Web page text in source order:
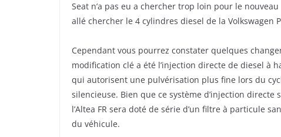
Seat n’a pas eu a chercher trop loin pour le
allé chercher le 4 cylindres diesel de la Volkswagen
Cependant vous pourrez constater quelques
modification clé a été l’injection directe de diesel à
qui autorisent une pulvérisation plus fine lors du
silencieuse. Bien que ce système d’injection
l’Altea FR sera doté de série d’un filtre à particule
du véhicule.